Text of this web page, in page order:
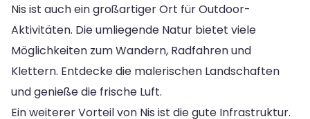
Nis ist auch ein großartiger Ort für Outdoor-
Aktivitäten. Die umliegende Natur bietet viele
Möglichkeiten zum Wandern, Radfahren und
Klettern. Entdecke die malerischen Landschaften
und genieße die frische Luft.
Ein weiterer Vorteil von Nis ist die gute Infrastruktur.